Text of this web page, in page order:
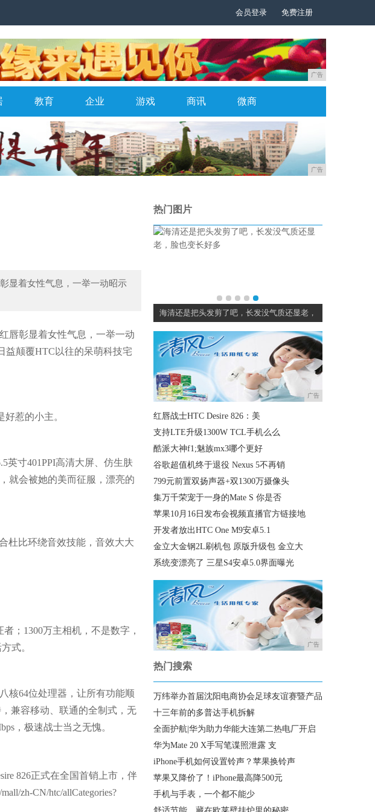
会员登录 免费注册
广告
教育 企业 游戏 商讯 微商
广告
显着女性气息，一举一动昭示
唇彰显着女性气息，一举一动
益颠覆HTC以往的呆萌科技宅
惹的小主。
英寸401PPI高清大屏、仿生肤
就会被她的美而征服，漂亮的
杜比环绕音效技能，音效大大
；1300万主相机，不是数字，
式。
核64位处理器，让所有功能顺
兼容移动、联通的全制式，无
，极速战士当之无愧。
826正式在全国首销上市，伴
zh-CN/htc/allCategories?
热门图片
海清还是把头发剪了吧，长发没气质还显老，
广告
红唇战士HTC Desire 826：美
支持LTE升级1300W TCL手机么么
酷派大神f1;魅族mx3哪个更好
谷歌超值机终于退役 Nexus 5不再销
799元前置双扬声器+双1300万摄像头
集万千荣宠于一身的Mate S 你是否
苹果10月16日发布会视频直播官方链接地
开发者放出HTC One M9安卓5.1
金立大金钢2L刷机包 原版升级包 金立大
系统变漂亮了 三星S4安卓5.0界面曝光
广告
热门搜索
万纬举办首届沈阳电商协会足球友谊赛暨产品
十三年前的多普达手机拆解
全面护航|华为助力华能大连第二热电厂开启
华为Mate 20 X手写笔谍照泄露 支
iPhone手机如何设置铃声？苹果换铃声
苹果又降价了！iPhone最高降500元
手机与手表，一个都不能少